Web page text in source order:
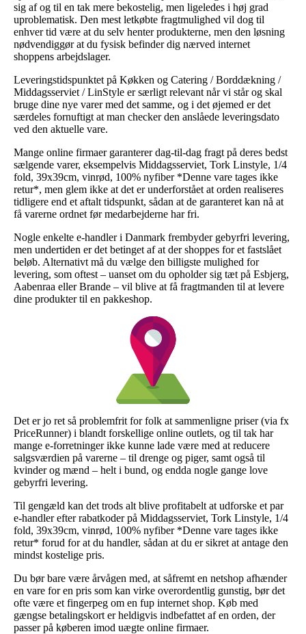
sig af og til en tak mere bekostelig, men ligeledes i høj grad
uproblematisk. Den mest letkøbte fragtmulighed vil dog til
enhver tid være at du selv henter produkterne, men den løsning
nødvendiggør at du fysisk befinder dig nærved internet
shoppens arbejdslager.
Leveringstidspunktet på Køkken og Catering / Borddækning /
Middagsserviet / LinStyle er særligt relevant når vi står og skal
bruge dine nye varer med det samme, og i det øjemed er det
særdeles fornuftigt at man checker den anslåede leveringsdato
ved den aktuelle vare.
Mange online firmaer garanterer dag-til-dag fragt på deres bedst
sælgende varer, eksempelvis Middagsserviet, Tork Linstyle, 1/4
fold, 39x39cm, vinrød, 100% nyfiber *Denne vare tages ikke
retur*, men glem ikke at det er underforstået at orden realiseres
tidligere end et aftalt tidspunkt, sådan at de garanteret kan nå at
få varerne ordnet før medarbejderne har fri.
Nogle enkelte e-handler i Danmark frembyder gebyrfri levering,
men undertiden er det betinget af at der shoppes for et fastslået
beløb. Alternativt må du vælge den billigste mulighed for
levering, som oftest – uanset om du opholder sig tæt på Esbjerg,
Aabenraa eller Brande – vil blive at få fragtmanden til at levere
dine produkter til en pakkeshop.
Det er jo ret så problemfrit for folk at sammenligne priser (via fx
PriceRunner) i blandt forskellige online outlets, og til tak har
mange e-forretninger ikke kunne lade være med at reducere
salgsværdien på varerne – til drenge og piger, samt også til
kvinder og mænd – helt i bund, og endda nogle gange love
gebyrfri levering.
Til gengæld kan det trods alt blive profitabelt at udforske et par
e-handler efter rabatkoder på Middagsserviet, Tork Linstyle, 1/4
fold, 39x39cm, vinrød, 100% nyfiber *Denne vare tages ikke
retur* forud for at du handler, sådan at du er sikret at antage den
mindst kostelige pris.
Du bør bare være årvågen med, at såfremt en netshop afhænder
en vare for en pris som kan virke overordentlig gunstig, bør det
ofte være et fingerpeg om en fup internet shop. Køb med
gængse betalingskort er heldigvis indbefattet af en orden, der
passer på køberen imod uægte online firmaer.